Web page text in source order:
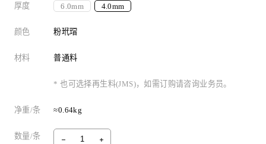
厚度 6.0mm 4.0mm
颜色 粉玳瑁
材料 普通料
* 也可选择再生料(JMS)，如需订购请咨询业务员。
净重/条 ≈0.64kg
数量/条